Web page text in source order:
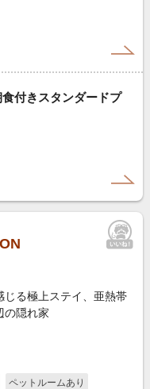
食付きスタンダードプ
じる極上ステイ、亜熱帯
の隠れ家
ペットルームあり